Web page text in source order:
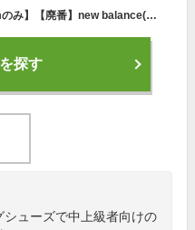
【送料無料】【7000円均一 23.0cmのみ】【廃番】new balance(ニューバランス) サブ4 ランニング シューズレディース・ウィメンズ W1500 RACING/SPIKEリーフ×ブラック W1500LR4B-230【21★】
探す
ューズで中上級者向けの